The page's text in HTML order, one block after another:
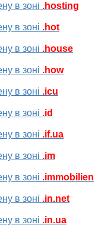
в зоні .hosting
в зоні .hot
в зоні .house
в зоні .how
в зоні .icu
в зоні .id
в зоні .if.ua
в зоні .im
в зоні .immobilien
в зоні .in.net
в зоні .in.ua